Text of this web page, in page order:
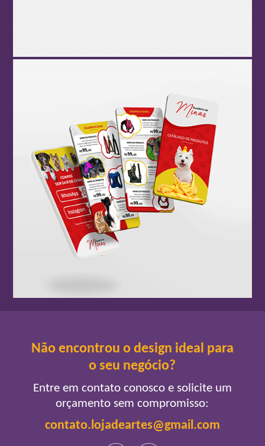
Não encontrou o design ideal para
o seu negócio?
Entre em contato conosco e solicite um
orçamento sem compromisso:
contato.lojadeartes@gmail.com